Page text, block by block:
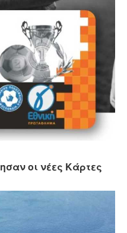
οι νέες Κάρτες